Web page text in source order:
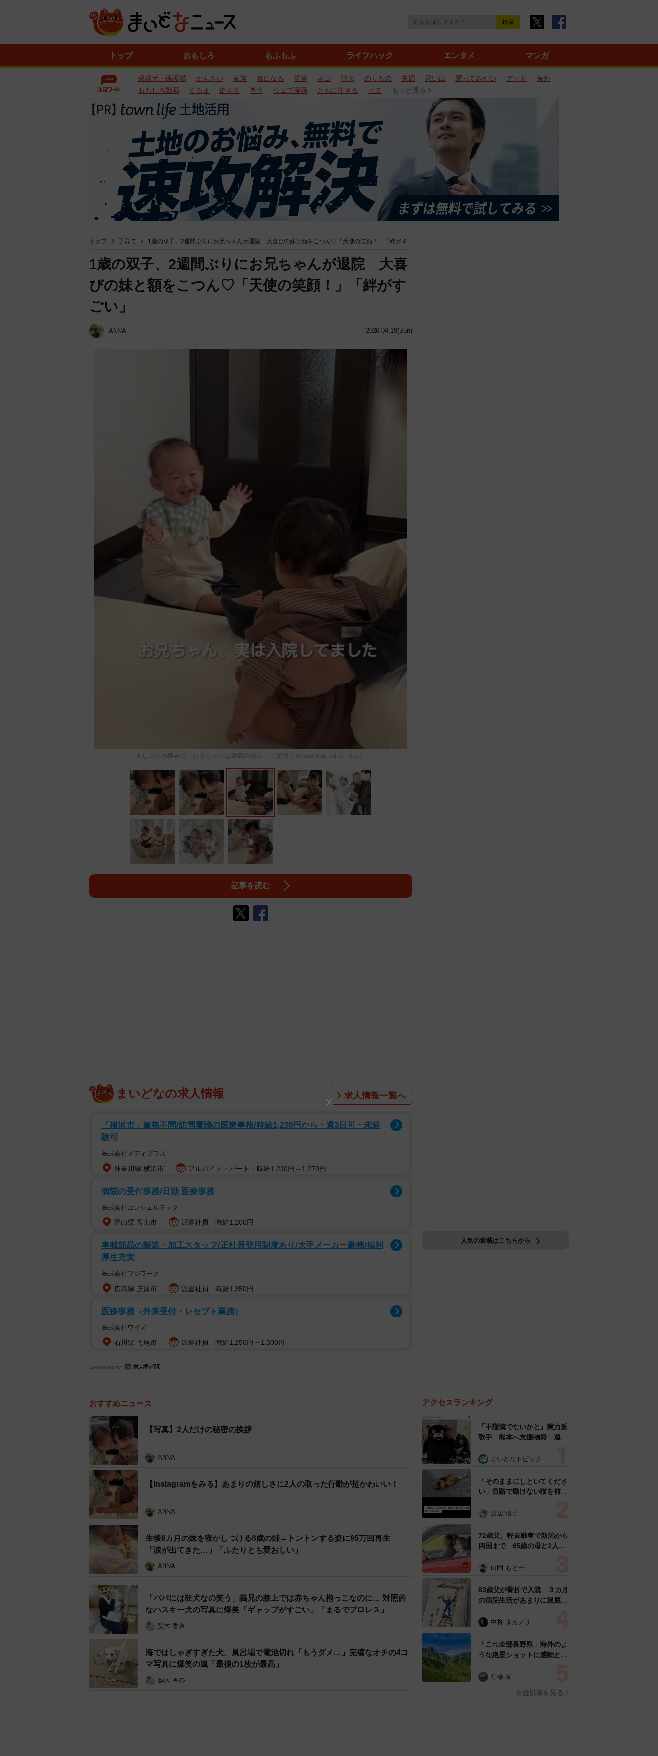
トップ おもしろ もふもふ ライフハック エンタメ マンガ
保護犬・保護猫 かんさい 家族 気になる 災害 ネコ 観光 のりもの 夫婦 思い出 買ってみたい アート
海外
おもしろ動画
くるま 街ネタ 事件 ウェブ漫画 ともに生きる イヌ もっと見る
トップ 子育て 1歳の双子、2週間ぶりにお兄ちゃんが退院 大喜びの妹と額をこつん♡「天使の笑顔！」「絆がす
2026.04.19(Sun)
1歳の双子、2週間ぶりにお兄ちゃんが退院 大喜
びの妹と額をこつん♡「天使の笑顔！」「絆がす
ごい」
ANNA
久しぶりの再会に、お兄ちゃんは満面の笑み！（提供：＠haruhina_twins_さん）
記事を読む
まいどなの求人情報 求人情報一覧へ
「横浜市」資格不問/訪問看護の医療事務/時給1,230円から・週3日可・未経
験可
株式会社メディプラス
神奈川県 横浜市 アルバイト・パート：時給1,230円～1,270円
病院の受付事務/日勤 医療事務
株式会社コンシェルテック
富山県 富山市 派遣社員：時給1,200円
車載部品の製造・加工スタッフ/正社員登用制度あり/大手メーカー勤務/福利
厚生充実
株式会社フジワーク
広島県 庄原市 派遣社員：時給1,350円
医療事務（外来受付・レセプト業務）
株式会社ワイズ
石川県 七尾市 派遣社員：時給1,250円～1,300円
Sponsored by
おすすめニュース
【写真】2人だけの秘密の挨拶
ANNA
【Instagramをみる】あまりの嬉しさに2人の取った行動が超かわいい！
ANNA
生後8カ月の妹を寝かしつける8歳の姉→トントンする姿に95万回再生
「涙が出てきた…」「ふたりとも愛おしい」
ANNA
「パパには狂犬なの笑う」義兄の膝上では赤ちゃん抱っこなのに… 対照的
なハスキー犬の写真に爆笑「ギャップがすごい」「まるでプロレス」
梨木 香奈
海ではしゃぎすぎた犬、風呂場で電池切れ「もうダメ…」完璧なオチの4コ
マ写真に爆笑の嵐「最後の1枚が最高」
梨木 香奈
人気の連載はこちらから
アクセスランキング
「不謹慎でないかと」実力派
歌手、熊本へ支援物資…運搬
めらい 「痛いほど伝わる」
まいどなトピック
「そのままにしといてくださ
い」道路で動けない猫を前に
ようとした4日間 「命の重
表の訴え
渡辺 晴子
72歳父、軽自動車で新潟から
四国まで 65歳の母と2人で
憩まで分刻み… 「大学生で
山岡 もと子
83歳父が骨折で入院 ３カ月
の病院生活があまりに退屈で
い！」→スケッチブックを見
すよ…」
中将 タカノリ
「これ全部長野県」海外のよ
うな絶景ショットに感動と反
ったんだって気づいた」
行橋 友
６位以降を見る